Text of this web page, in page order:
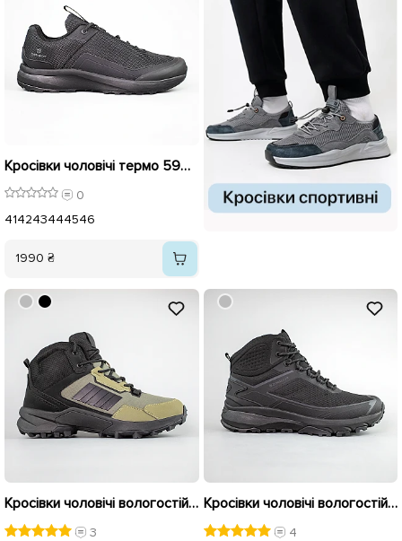
Кросівки чоловічі термо 594044 Чорні
0
414243444546
1990 ₴
Кросівки чоловічі вологостійкі утеплені 593466 Хакі чорні
3
Кросівки чоловічі вологостійкі на хутрі 593278 Чорні
4